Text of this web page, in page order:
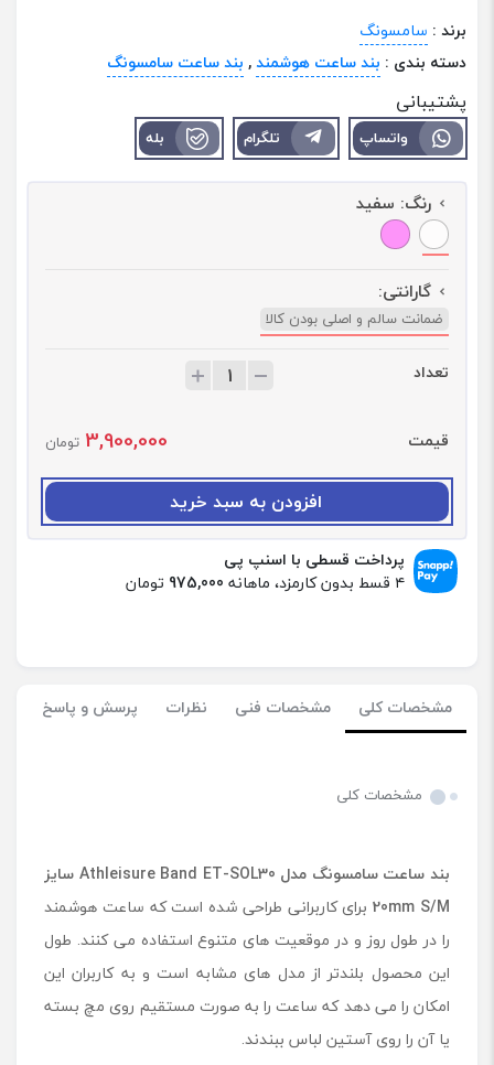
برند : سامسونگ
دسته بندی : بند ساعت هوشمند, بند ساعت سامسونگ
پشتیبانی
واتساپ تلگرام بله
رنگ: سفید
گارانتی:
ضمانت سالم و اصلی بودن کالا
تعداد
:
ب
ن
د
س
م
ل
A
h
e
s
قیمت 3,900,000 تومان
افزودن به سبد خرید
پرداخت قسطی با اسنپ پی
۴ قسط بدون کارمزد، ماهانه
975,000 تومان
مشخصات کلی مشخصات فنی نظرات پرسش و پاسخ
مشخصات کلی
بند ساعت سامسونگ مدل Athleisure Band ET-SOL30 سایز
20mm S/M برای کاربرانی طراحی شده است که ساعت هوشمند
را در طول روز و در موقعیت های متنوع استفاده می کنند. طول
این محصول بلندتر از مدل های مشابه است و به کاربران این
امکان را می دهد که ساعت را به صورت مستقیم روی مچ بسته
یا آن را روی آستین لباس ببندند.